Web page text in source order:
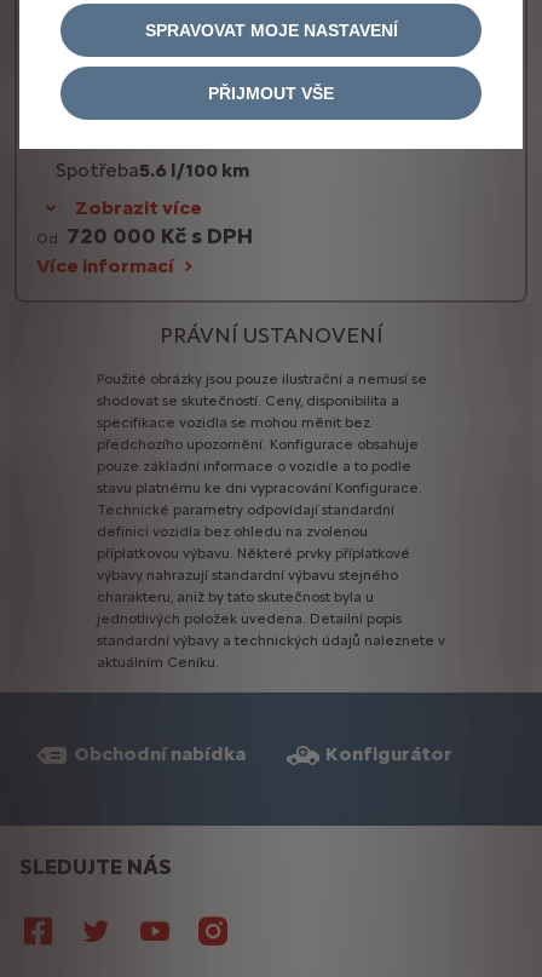
Diesel 130k
PalivoDiesel
Převodovka
Automatická
Spotřeba5.6 l/100 km
Zobrazit více
Od 720 000 Kč s DPH
Více informací
PRÁVNÍ USTANOVENÍ
Použité obrázky jsou pouze ilustrační a nemusí se
shodovat se skutečností. Ceny, disponibilita a
specifikace vozidla se mohou měnit bez
předchozího upozornění. Konfigurace obsahuje
pouze základní informace o vozidle a to podle
stavu platnému ke dni vypracování Konfigurace.
Technické parametry odpovídají standardní
definici vozidla bez ohledu na zvolenou
příplatkovou výbavu. Některé prvky příplatkové
výbavy nahrazují standardní výbavu stejného
charakteru, aniž by tato skutečnost byla u
jednotlivých položek uvedena. Detailní popis
standardní výbavy a technických údajů naleznete v
aktuálním Ceníku.
Obchodní nabídka Konfigurátor
SLEDUJTE NÁS
SPRAVOVAT MOJE NASTAVENÍ
PŘIJMOUT VŠE